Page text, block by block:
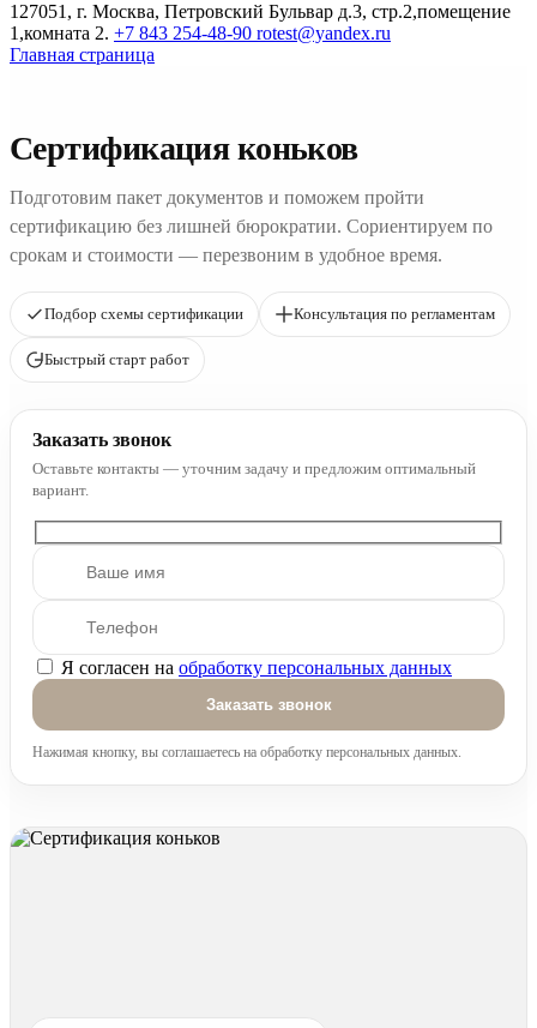
127051, г. Москва, Петровский Бульвар д.3, стр.2,помещение
1,комната 2. +7 843 254-48-90 rotest@yandex.ru
Главная страница
Сертификация коньков
Подготовим пакет документов и поможем пройти
сертификацию без лишней бюрократии. Сориентируем по
срокам и стоимости — перезвоним в удобное время.
Подбор схемы сертификации Консультация по регламентам
Быстрый старт работ
Заказать звонок
Оставьте контакты — уточним задачу и предложим оптимальный
вариант.
Оставьте это поле пустым.
Я согласен на обработку персональных данных
Нажимая кнопку, вы соглашаетесь на обработку персональных данных.